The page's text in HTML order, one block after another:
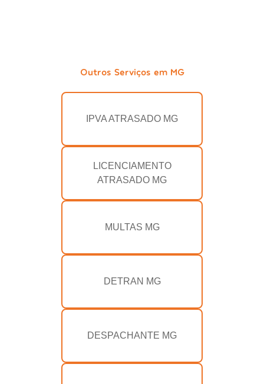
Outros Serviços em MG
IPVA ATRASADO MG
LICENCIAMENTO
ATRASADO MG
MULTAS MG
DETRAN MG
DESPACHANTE MG